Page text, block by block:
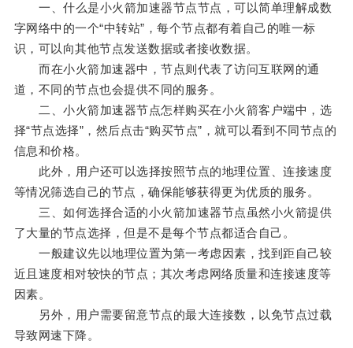
一、什么是小火箭加速器节点节点，可以简单理解成数
字网络中的一个“中转站”，每个节点都有着自己的唯一标
识，可以向其他节点发送数据或者接收数据。
而在小火箭加速器中，节点则代表了访问互联网的通
道，不同的节点也会提供不同的服务。
二、小火箭加速器节点怎样购买在小火箭客户端中，选
择“节点选择”，然后点击“购买节点”，就可以看到不同节点的
信息和价格。
此外，用户还可以选择按照节点的地理位置、连接速度
等情况筛选自己的节点，确保能够获得更为优质的服务。
三、如何选择合适的小火箭加速器节点虽然小火箭提供
了大量的节点选择，但是不是每个节点都适合自己。
一般建议先以地理位置为第一考虑因素，找到距自己较
近且速度相对较快的节点；其次考虑网络质量和连接速度等
因素。
另外，用户需要留意节点的最大连接数，以免节点过载
导致网速下降。